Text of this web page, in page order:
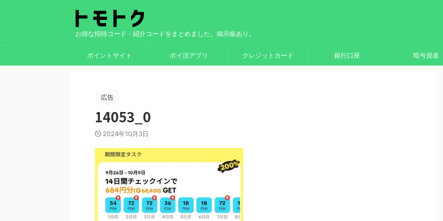
お得な招待コード・紹介コードをまとめました。掲示板あり。
ポイントサイト ポイ活アプリ クレジットカード 銀行口座 暗号資産
広告
14053_0
2024年10月3日